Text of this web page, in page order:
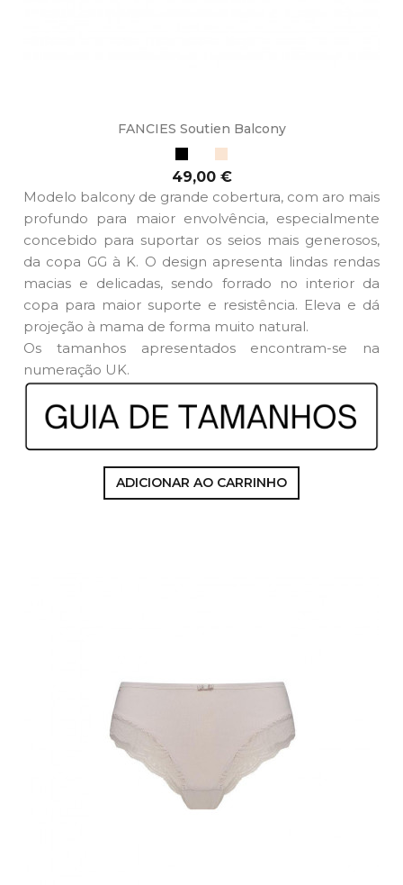
FANCIES Soutien Balcony
Preço
49,00 €
Modelo balcony de grande cobertura, com aro mais
profundo para maior envolvência, especialmente
concebido para suportar os seios mais generosos,
da copa GG à K. O design apresenta lindas rendas
macias e delicadas, sendo forrado no interior da
copa para maior suporte e resistência. Eleva e dá
projeção à mama de forma muito natural.
Os tamanhos apresentados encontram-se na
numeração UK.
ADICIONAR AO CARRINHO